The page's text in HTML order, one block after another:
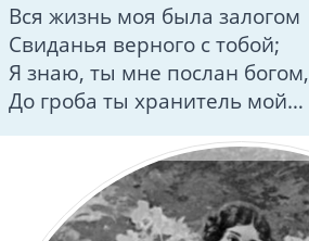
Вся жизнь моя была залогом
Свиданья верного с тобой;
Я знаю, ты мне послан богом,
До гроба ты хранитель мой…